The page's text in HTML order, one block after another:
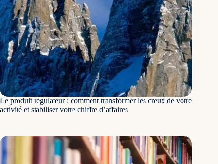
Le produit régulateur : comment transformer les creux de votre
activité et stabiliser votre chiffre d’affaires